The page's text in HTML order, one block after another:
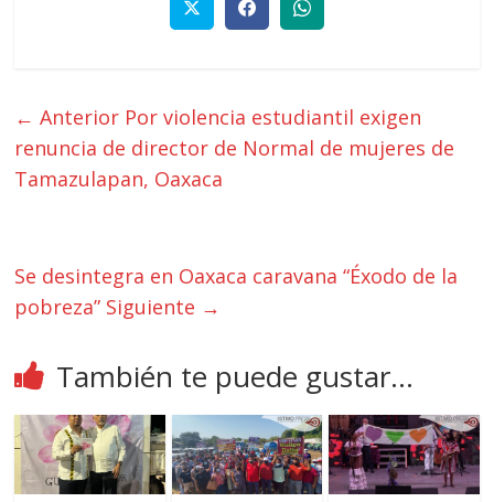
← Anterior Por violencia estudiantil exigen
renuncia de director de Normal de mujeres de
Tamazulapan, Oaxaca
Se desintegra en Oaxaca caravana “Éxodo de la
pobreza” Siguiente →
También te puede gustar...